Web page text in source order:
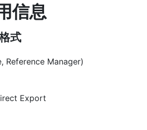
信息
式
Reference Manager)
Export